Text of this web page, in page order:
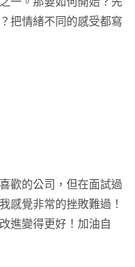
把情緒不同的感受都寫
歡的公司，但在面試過
感覺非常的挫敗難過！
進變得更好！加油自